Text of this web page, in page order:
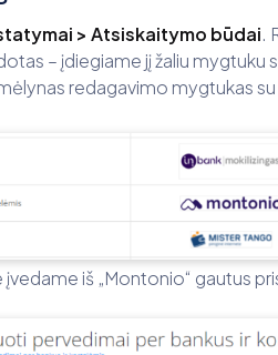
> Atsiskaitymo būdai.
– įdiegiame jį žaliu mygtuku
redagavimo mygtukas
iš „Montonio“ gautus